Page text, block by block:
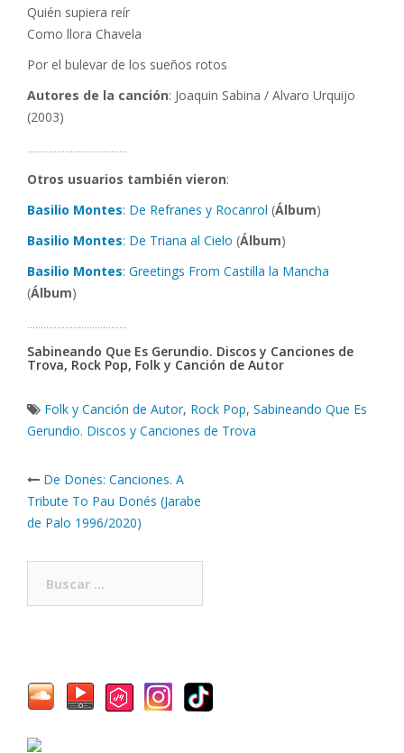
Quién supiera reír
Como llora Chavela
Por el bulevar de los sueños rotos
Autores de la canción: Joaquin Sabina / Alvaro Urquijo
(2003)
……………………………….
Otros usuarios también vieron:
Basilio Montes: De Refranes y Rocanrol (Álbum)
Basilio Montes: De Triana al Cielo (Álbum)
Basilio Montes: Greetings From Castilla la Mancha
(Álbum)
……………………………….
Sabineando Que Es Gerundio. Discos y Canciones de
Trova, Rock Pop, Folk y Canción de Autor
Folk y Canción de Autor, Rock Pop, Sabineando Que Es
Gerundio. Discos y Canciones de Trova
Post
navigation
De Dones: Canciones. A
Tribute To Pau Donés (Jarabe
de Palo 1996/2020)